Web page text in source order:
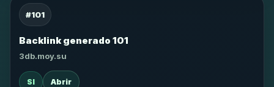
#101
Backlink generado 101
3db.moy.su
SI Abrir